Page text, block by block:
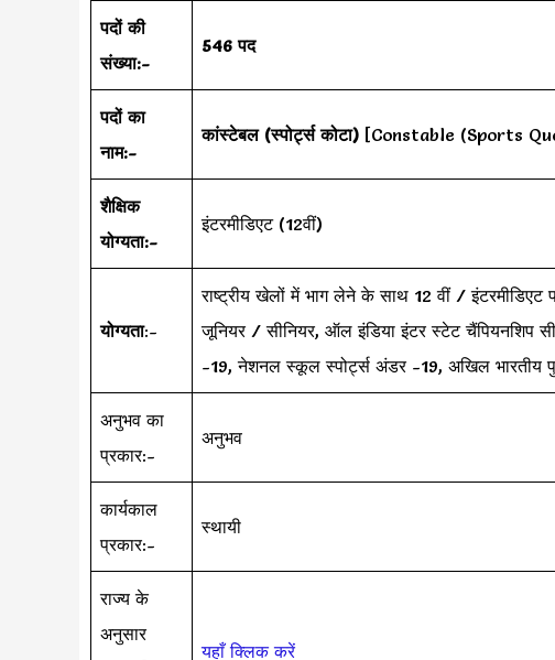
पदों की
संख्या:-
546 पद
पदों का
नाम:-
कांस्टेबल (स्पोर्ट्स कोटा) [Constable (Sports
शैक्षिक
योग्यता:-
इंटरमीडिएट (12वीं)
योग्यता:-
राष्ट्रीय खेलों में भाग लेने के साथ 12 वीं /
जूनियर / सीनियर, ऑल इंडिया इंटर स्टेट चैंपियनशिप
-19, नेशनल स्कूल स्पोर्ट्स अंडर -19, अखिल भारतीय
अनुभव का
प्रकार:-
अनुभव
कार्यकाल
प्रकार:-
स्थायी
राज्य के
अनुसार
यहाँ क्लिक करें